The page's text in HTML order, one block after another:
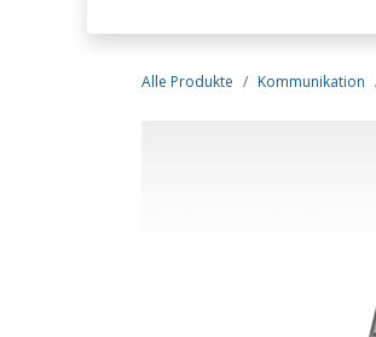
Alle Produkte Kommunikation